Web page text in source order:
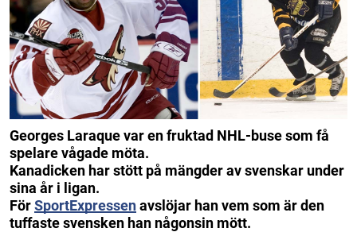
Georges Laraque var en fruktad NHL-buse som få
spelare vågade möta.
Kanadicken har stött på mängder av svenskar under
sina år i ligan.
FörSportExpressenavslöjar han vem som är den
tuffaste svensken han någonsin mött.